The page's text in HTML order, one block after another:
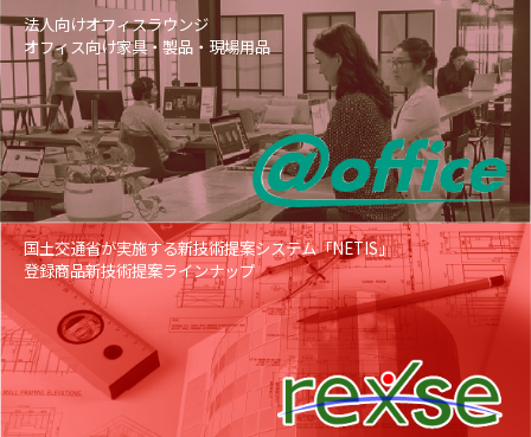
法人向けオフィスラウンジ
オフィス向け家具・製品・現場用品
国土交通省が実施する新技術提案システム「NETIS」
登録商品新技術提案ラインナップ